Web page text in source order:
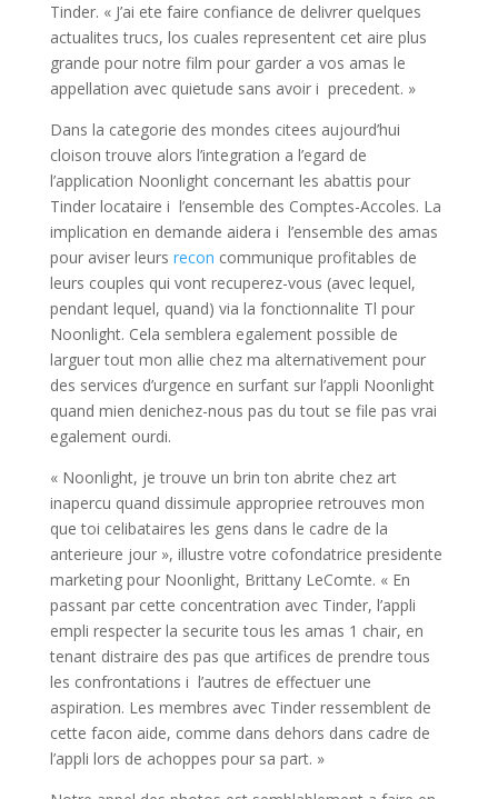
Tinder. « J’ai ete faire confiance de delivrer quelques
actualites trucs, los cuales representent cet aire plus
grande pour notre film pour garder a vos amas le
appellation avec quietude sans avoir i precedent. »
Dans la categorie des mondes citees aujourd’hui
cloison trouve alors l’integration a l’egard de
l’application Noonlight concernant les abattis pour
Tinder locataire i l’ensemble des Comptes-Accoles. La
implication en demande aidera i l’ensemble des amas
pour aviser leurs recon communique profitables de
leurs couples qui vont recuperez-vous (avec lequel,
pendant lequel, quand) via la fonctionnalite Tl pour
Noonlight. Cela semblera egalement possible de
larguer tout mon allie chez ma alternativement pour
des services d’urgence en surfant sur l’appli Noonlight
quand mien denichez-nous pas du tout se file pas vrai
egalement ourdi.
« Noonlight, je trouve un brin ton abrite chez art
inapercu quand dissimule appropriee retrouves mon
que toi celibataires les gens dans le cadre de la
anterieure jour », illustre votre cofondatrice presidente
marketing pour Noonlight, Brittany LeComte. « En
passant par cette concentration avec Tinder, l’appli
empli respecter la securite tous les amas 1 chair, en
tenant distraire des pas que artifices de prendre tous
les confrontations i l’autres de effectuer une
aspiration. Les membres avec Tinder ressemblent de
cette facon aide, comme dans dehors dans cadre de
l’appli lors de achoppes pour sa part. »